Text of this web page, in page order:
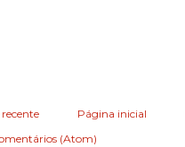
Página inicial
(Atom)